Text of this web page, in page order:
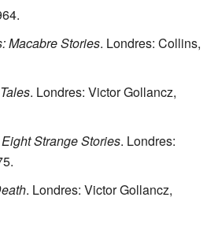
Macabre Stories. Londres: Collins,
. Londres: Victor Gollancz,
Strange Stories. Londres:
. Londres: Victor Gollancz,